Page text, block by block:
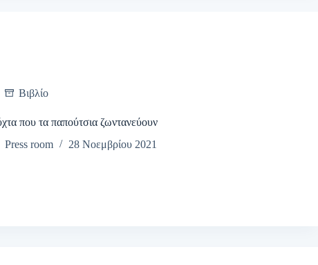
Βιβλίο
που τα παπούτσια ζωντανεύουν
Press room
28 Νοεμβρίου 2021